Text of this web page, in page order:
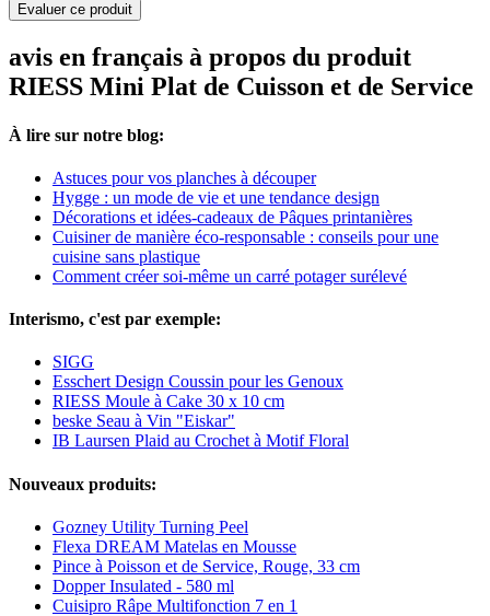
Evaluer ce produit
avis en français à propos du produit
RIESS Mini Plat de Cuisson et de Service
À lire sur notre blog:
Astuces pour vos planches à découper
Hygge : un mode de vie et une tendance design
Décorations et idées-cadeaux de Pâques printanières
Cuisiner de manière éco-responsable : conseils pour une
cuisine sans plastique
Comment créer soi-même un carré potager surélevé
Interismo, c'est par exemple:
SIGG
Esschert Design Coussin pour les Genoux
RIESS Moule à Cake 30 x 10 cm
beske Seau à Vin "Eiskar"
IB Laursen Plaid au Crochet à Motif Floral
Nouveaux produits:
Gozney Utility Turning Peel
Flexa DREAM Matelas en Mousse
Pince à Poisson et de Service, Rouge, 33 cm
Dopper Insulated - 580 ml
Cuisipro Râpe Multifonction 7 en 1